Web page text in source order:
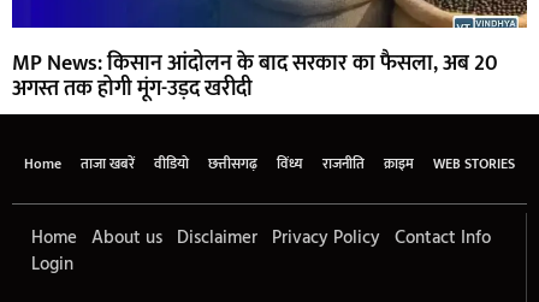
MP News: किसान आंदोलन के बाद सरकार का फैसला, अब 20
अगस्त तक होगी मूंग-उड़द खरीदी
Home ताजा खबरें वीडियो छत्तीसगढ़ विंध्य राजनीति क्राइम WEB STORIES
Home About us Disclaimer Privacy Policy Contact Info
Login